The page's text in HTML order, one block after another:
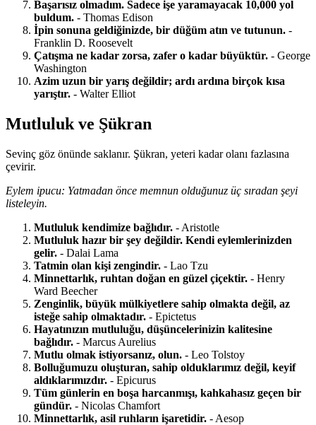
Başarısız olmadım. Sadece işe yaramayacak 10,000 yol
buldum. - Thomas Edison
İpin sonuna geldiğinizde, bir düğüm atın ve tutunun. -
Franklin D. Roosevelt
Çatışma ne kadar zorsa, zafer o kadar büyüktür. - George
Washington
Azim uzun bir yarış değildir; ardı ardına birçok kısa
yarıştır. - Walter Elliot
Mutluluk ve Şükran
Sevinç göz önünde saklanır. Şükran, yeteri kadar olanı fazlasına
çevirir.
Eylem ipucu: Yatmadan önce memnun olduğunuz üç sıradan şeyi
listeleyin.
Mutluluk kendimize bağlıdır. - Aristotle
Mutluluk hazır bir şey değildir. Kendi eylemlerinizden
gelir. - Dalai Lama
Tatmin olan kişi zengindir. - Lao Tzu
Minnettarlık, ruhtan doğan en güzel çiçektir. - Henry
Ward Beecher
Zenginlik, büyük mülkiyetlere sahip olmakta değil, az
isteğe sahip olmaktadır. - Epictetus
Hayatınızın mutluluğu, düşüncelerinizin kalitesine
bağlıdır. - Marcus Aurelius
Mutlu olmak istiyorsanız, olun. - Leo Tolstoy
Bolluğumuzu oluşturan, sahip olduklarımız değil, keyif
aldıklarımızdır. - Epicurus
Tüm günlerin en boşa harcanmışı, kahkahasız geçen bir
gündür. - Nicolas Chamfort
Minnettarlık, asil ruhların işaretidir. - Aesop